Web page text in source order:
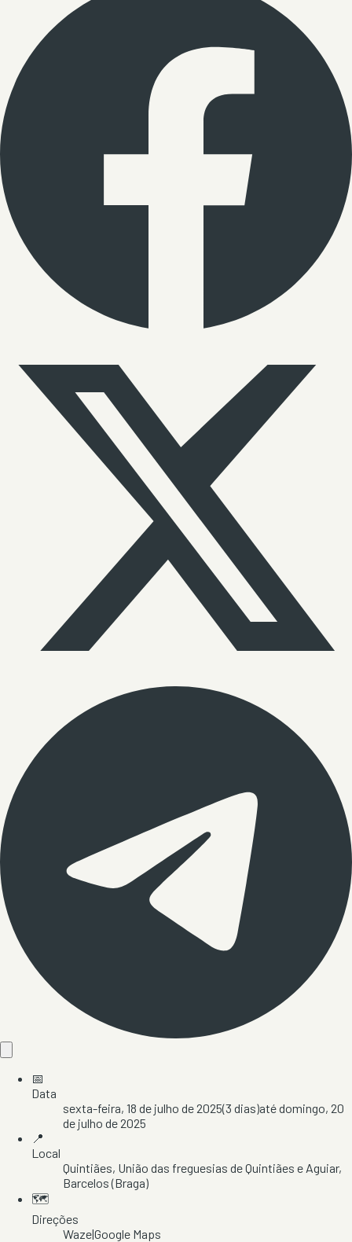
📅
Data
sexta-feira, 18 de julho de 2025(3 dias)atédomingo, 20
de julho de 2025
📍
Local
Quintiães, União das freguesias de Quintiães e Aguiar,
Barcelos(Braga)
🗺️
Direções
Waze|Google Maps